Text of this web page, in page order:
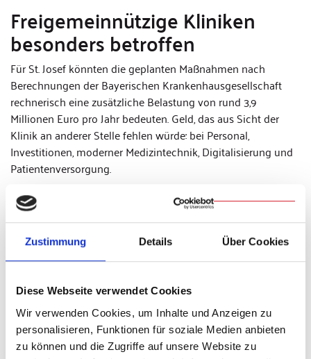
Zustimmung Details Über Cookies
Diese Webseite verwendet Cookies
Wir verwenden Cookies, um Inhalte und Anzeigen zu
personalisieren, Funktionen für soziale Medien anbieten
zu können und die Zugriffe auf unsere Website zu
Freigemeinnützige Kliniken
besonders betroffen
Für St. Josef könnten die geplanten Maßnahmen nach
Berechnungen der Bayerischen Krankenhausgesellschaft
rechnerisch eine zusätzliche Belastung von rund 3,9
Millionen Euro pro Jahr bedeuten. Geld, das aus Sicht der
Klinik an anderer Stelle fehlen würde: bei Personal,
Investitionen, moderner Medizintechnik, Digitalisierung und
Patientenversorgung.
Besonders betroffen sieht Prof. Pemmerl freigemeinnützige
Kliniken: „Sie erfüllen denselben Versorgungsauftrag wie
öffentliche Häuser, verfügen aber nicht über dieselben
finanziellen Auffangnetze. In Regensburg ist das von
besonderer Bedeutung: Mehr als 60 Prozent der stationären
freigemeinnützigen Trägern erbracht.“
Forderung nach verlässlicher
Finanzierung